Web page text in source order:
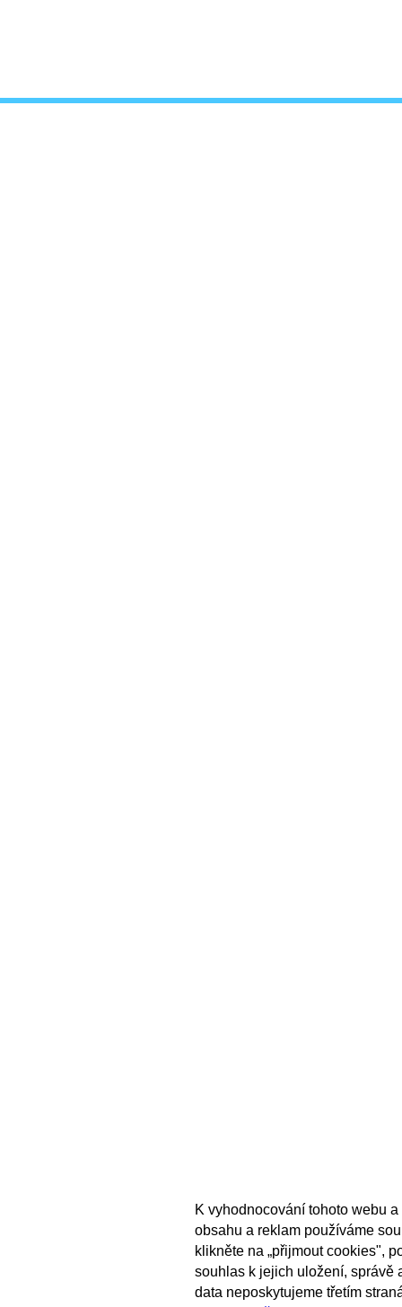
K vyhodnocování tohoto webu
obsahu a reklam používáme
klikněte na „přijmout cookies",
souhlas k jejich uložení, správě
data neposkytujeme třetím